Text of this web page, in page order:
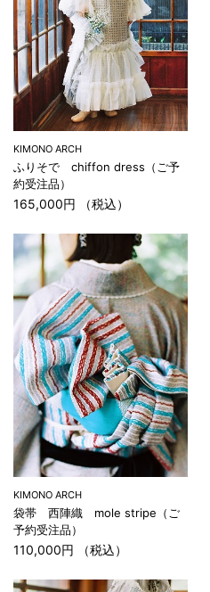
KIMONO ARCH
ふりそで chiffon dress（ご予
約受注品）
165,000円 （税込）
KIMONO ARCH
袋帯 西陣織 mole stripe（ご
予約受注品）
110,000円 （税込）